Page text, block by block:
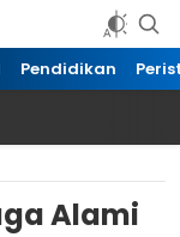
Pendidikan
Alami